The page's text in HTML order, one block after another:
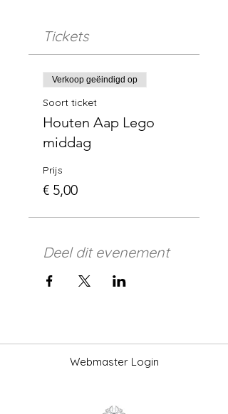
Tickets
Verkoop geëindigd op
Soort ticket
Houten Aap Lego
middag
Prijs
€ 5,00
Deel dit evenement
Webmaster Login